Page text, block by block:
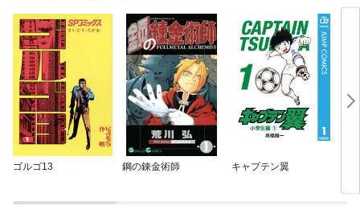
ゴルゴ13 鋼の錬金術師 キャプテン翼